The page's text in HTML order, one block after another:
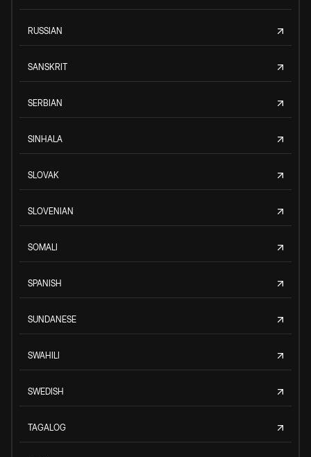
RUSSIAN
SANSKRIT
SERBIAN
SINHALA
SLOVAK
SLOVENIAN
SOMALI
SPANISH
SUNDANESE
SWAHILI
SWEDISH
TAGALOG